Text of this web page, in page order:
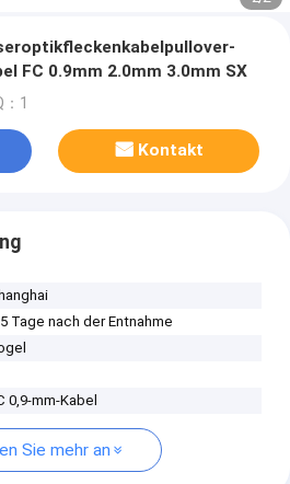
FC 0.9mm 2.0mm 3.0mm SX
：1
Kontakt
Tage nach der Entnahme
0,9-mm-Kabel
Sie mehr an